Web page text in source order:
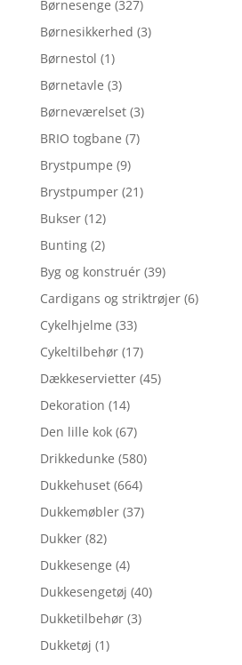
Børnesenge (327)
Børnesikkerhed (3)
Børnestol (1)
Børnetavle (3)
Børneværelset (3)
BRIO togbane (7)
Brystpumpe (9)
Brystpumper (21)
Bukser (12)
Bunting (2)
Byg og konstruér (39)
Cardigans og striktrøjer (6)
Cykelhjelme (33)
Cykeltilbehør (17)
Dækkeservietter (45)
Dekoration (14)
Den lille kok (67)
Drikkedunke (580)
Dukkehuset (664)
Dukkemøbler (37)
Dukker (82)
Dukkesenge (4)
Dukkesengetøj (40)
Dukketilbehør (3)
Dukketøj (1)